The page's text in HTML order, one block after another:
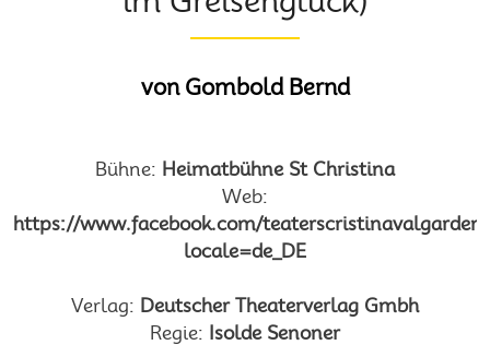
von Gombold Bernd
Bühne: Heimatbühne St Christina
Web:
https://www.facebook.com/
locale=de_DE
Verlag: Deutscher Theaterverlag Gmbh
Regie: Isolde Senoner